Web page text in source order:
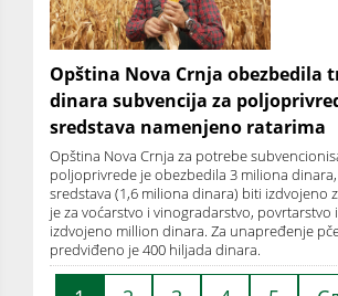
Opština Nova Crnja obezbedila
dinara subvencija za
sredstava namenjeno ratarima
Opština Nova Crnja za potrebe
poljoprivrede je obezbedila 3 miliona
sredstava (1,6 miliona dinara) biti izdvojeno
je za voćarstvo i vinogradarstvo, povrtarstvo
izdvojeno million dinara. Za unapređenje
predviđeno je 400 hiljada dinara.